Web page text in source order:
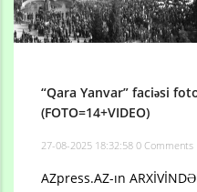
“Qara Yanvar” faciəsi
(FOTO=14+VIDEO)
27-08-2025 18:32:58 0 Comments
AZpress.AZ-ın